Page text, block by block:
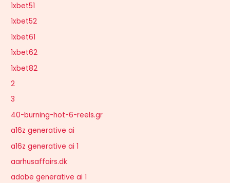
1xbet51
1xbet52
1xbet61
1xbet62
1xbet82
2
3
40-burning-hot-6-reels.gr
a16z generative ai
a16z generative ai 1
aarhusaffairs.dk
adobe generative ai 1